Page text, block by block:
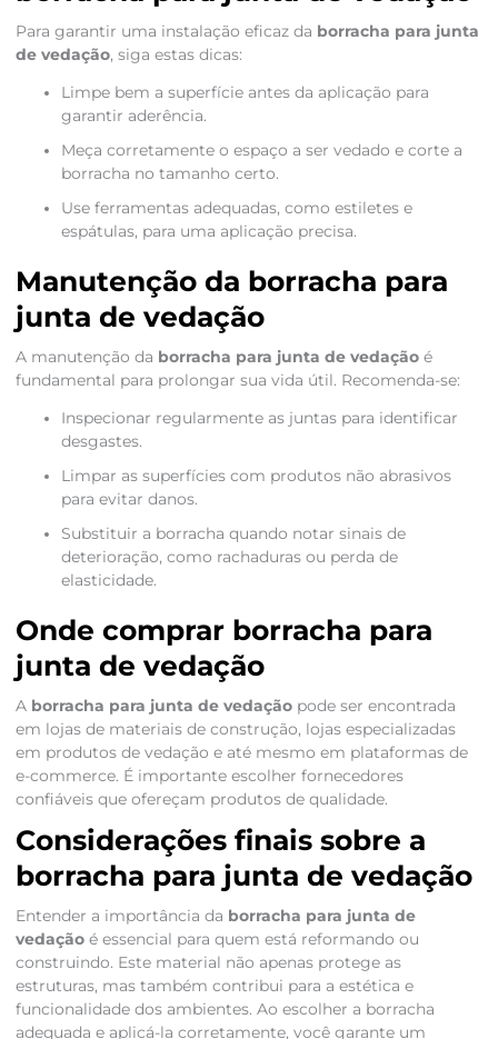
Para garantir uma instalação eficaz da borracha para junta
de vedação, siga estas dicas:
Limpe bem a superfície antes da aplicação para
garantir aderência.
Meça corretamente o espaço a ser vedado e corte a
borracha no tamanho certo.
Use ferramentas adequadas, como estiletes e
espátulas, para uma aplicação precisa.
Manutenção da borracha para
junta de vedação
A manutenção da borracha para junta de vedaçãoé
fundamental para prolongar sua vida útil. Recomenda-se:
Inspecionar regularmente as juntas para identificar
desgastes.
Limpar as superfícies com produtos não abrasivos
para evitar danos.
Substituir a borracha quando notar sinais de
deterioração, como rachaduras ou perda de
elasticidade.
Onde comprar borracha para
junta de vedação
A borracha para junta de vedaçãopode ser encontrada
em lojas de materiais de construção, lojas especializadas
em produtos de vedação e até mesmo em plataformas de
e-commerce. É importante escolher fornecedores
confiáveis que ofereçam produtos de qualidade.
Considerações finais sobre a
borracha para junta de vedação
Entender a importância da borracha para junta de
vedaçãoé essencial para quem está reformando ou
construindo. Este material não apenas protege as
estruturas, mas também contribui para a estética e
funcionalidade dos ambientes. Ao escolher a borracha
adequada e aplicá-la corretamente, você garante um